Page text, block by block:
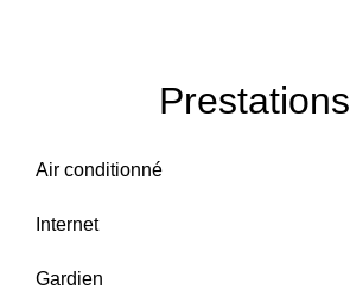
Prestations
Air conditionné
Internet
Gardien